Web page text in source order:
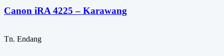
Canon iRA 4225 – Karawang
Tn. Endang